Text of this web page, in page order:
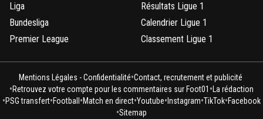
Liga
Bundesliga
Premier League
Résultats Ligue 1
Calendrier Ligue 1
Classement Ligue 1
Mentions Légales - Confidentialité•Contact, recrutement et publicité
•Retrouvez votre compte pour les commentaires sur Foot01 • La rédaction
•PSG transfert•Football •Match en direct•Youtube• Instagram•TikTok•Facebook
•Sitemap